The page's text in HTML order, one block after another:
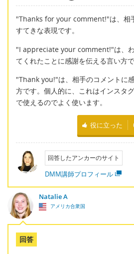
"Thanks for your comment!"は、相
すてきな表現です。
"I appreciate your comment!"は、
てくれたことに感謝を伝える言い方で
"Thank you!"は、相手のコメントに
方です。個人的に、これはインスタ
で使えるのでよく使います。
役に立った
回答したアンカーのサイト
DMM講師プロフィール
Natalie A
アメリカ合衆国
回答